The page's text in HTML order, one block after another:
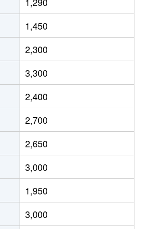
1,450
2,300
3,300
2,400
2,700
2,650
3,000
1,950
3,000